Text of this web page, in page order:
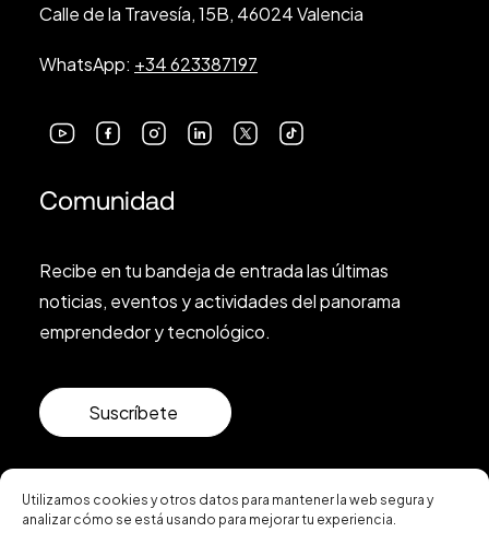
Utilizamos cookies y otros datos para mantener la web segura y
analizar cómo se está usando para mejorar tu experiencia.
Calle de la Travesía, 15B, 46024 Valencia
WhatsApp: +34 623387197
Comunidad
Recibe en tu bandeja de entrada las últimas
noticias, eventos y actividades del panorama
emprendedor y tecnológico.
Suscríbete